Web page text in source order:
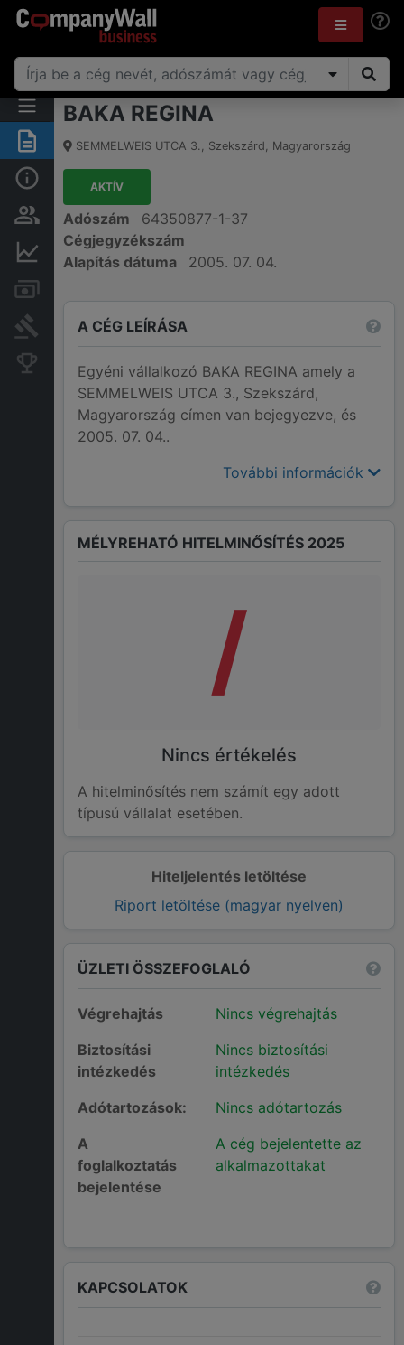
Összegzés
Alap információk
Személyek és tulajdonjog
Pénzügyi információk
Bírósági eljárások
Konkurens cégek
BAKA REGINA
SEMMELWEIS UTCA 3., Szekszárd, Magyarország
AKTÍV
Adószám
64350877-1-37
Cégjegyzékszám
Alapítás dátuma
2005. 07. 04.
A CÉG LEÍRÁSA
Egyéni vállalkozó BAKA REGINA amely a
SEMMELWEIS UTCA 3., Szekszárd,
Magyarország címen van bejegyezve, és
2005. 07. 04..
További információk
Hiteljelentés letöltése
Riport letöltése (magyar nyelven)
MÉLYREHATÓ HITELMINŐSÍTÉS 2025
/
Nincs értékelés
A hitelminősítés nem számít egy adott
típusú vállalat esetében.
ÜZLETI ÖSSZEFOGLALÓ
Végrehajtás
Nincs végrehajtás
Biztosítási
intézkedés
Nincs biztosítási
intézkedés
Adótartozások:
Nincs adótartozás
A
foglalkoztatás
bejelentése
A cég bejelentette az
alkalmazottakat
KAPCSOLATOK